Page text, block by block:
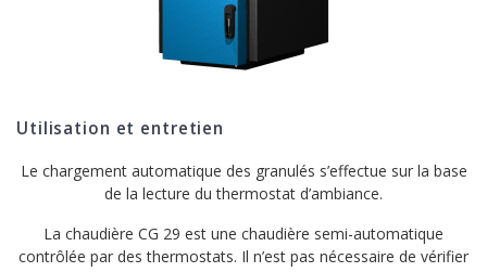
Utilisation et entretien
Le chargement automatique des granulés s’effectue sur la base
de la lecture du thermostat d’ambiance.
La chaudière CG 29 est une chaudière semi-automatique
contrôlée par des thermostats. Il n’est pas nécessaire de vérifier